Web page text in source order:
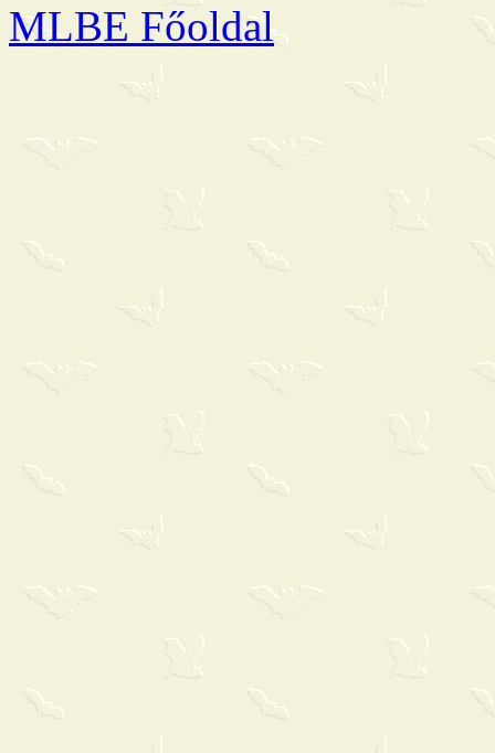
MLBE Főoldal